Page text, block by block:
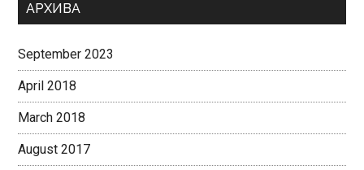
АРХИВА
September 2023
April 2018
March 2018
August 2017